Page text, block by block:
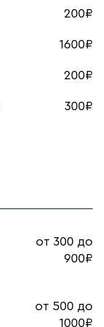
200₽
1600₽
200₽
300₽
от 300 до
900₽
от 500 до
1000₽